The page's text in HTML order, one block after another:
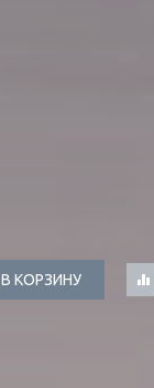
В КОРЗИНУ